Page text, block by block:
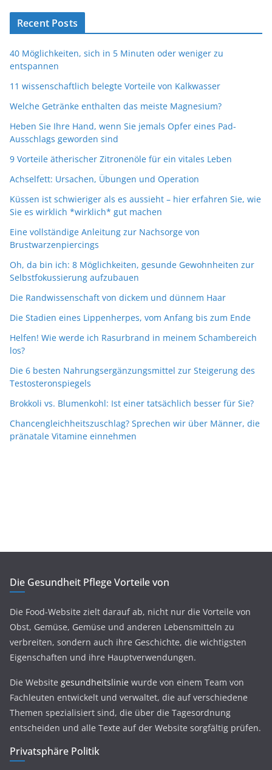
Recent Posts
40 Möglichkeiten, sich in 5 Minuten oder weniger zu
entspannen
11 wissenschaftlich belegte Vorteile von Kalkwasser
Welche Getränke enthalten das meiste Magnesium?
Heben Sie Ihre Hand, wenn Sie jemals Opfer eines Pad-
Ausschlags geworden sind
9 Vorteile ätherischer Zitronenöle für ein vitales Leben
Achselfett: Ursachen, Übungen und Operation
Küssen ist schwieriger als es aussieht – hier erfahren Sie, wie
Sie es wirklich *wirklich* gut machen
Eine vollständige Anleitung zur Nachsorge von
Brustwarzenpiercings
Oh, da bin ich: 8 Möglichkeiten, gesunde Gewohnheiten zur
Selbstfokussierung aufzubauen
Die Randwissenschaft von dickem und dünnem Haar
Die Stadien eines Lippenherpes, vom Anfang bis zum Ende
Helfen! Wie werde ich Rasurbrand in meinem Schambereich
los?
Die 6 besten Nahrungsergänzungsmittel zur Steigerung des
Testosteronspiegels
Brokkoli vs. Blumenkohl: Ist einer tatsächlich besser für Sie?
Chancengleichheitszuschlag? Sprechen wir über Männer, die
pränatale Vitamine einnehmen
Die Gesundheit Pflege Vorteile von
Die Food-Website zielt darauf ab, nicht nur die Vorteile von
Obst, Gemüse, Gemüse und anderen Lebensmitteln zu
verbreiten, sondern auch ihre Geschichte, die wichtigsten
Eigenschaften und ihre Hauptverwendungen.
Die Website gesundheitslinie wurde von einem Team von
Fachleuten entwickelt und verwaltet, die auf verschiedene
Themen spezialisiert sind, die über die Tagesordnung
entscheiden und alle Texte auf der Website sorgfältig prüfen.
Privatsphäre Politik